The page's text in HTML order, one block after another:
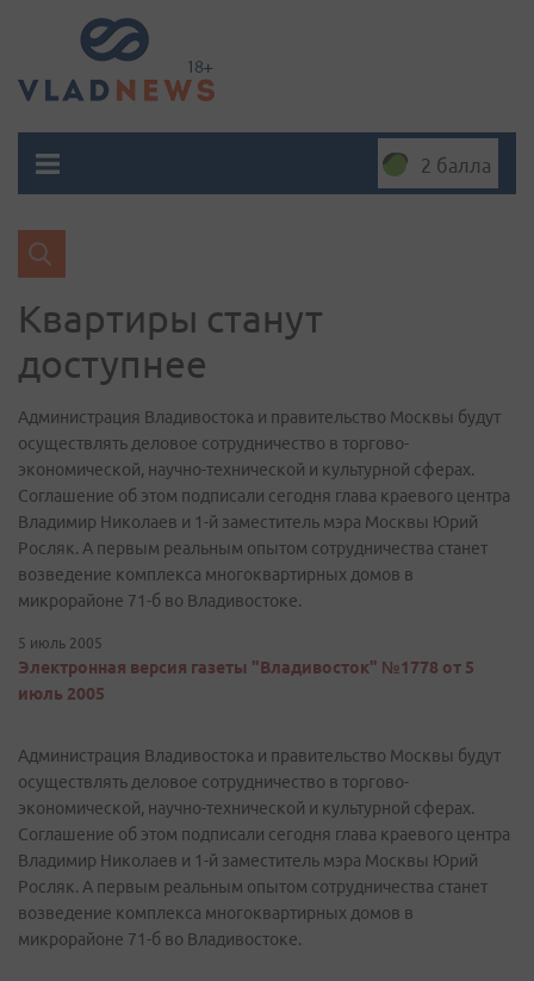
2 балла
Квартиры станут
доступнее
Администрация Владивостока и правительство Москвы будут
осуществлять деловое сотрудничество в торгово-
экономической, научно-технической и культурной сферах.
Соглашение об этом подписали сегодня глава краевого центра
Владимир Николаев и 1-й заместитель мэра Москвы Юрий
Росляк. А первым реальным опытом сотрудничества станет
возведение комплекса многоквартирных домов в
микрорайоне 71-б во Владивостоке.
5 июль 2005
Электронная версия газеты "Владивосток" №1778 от 5
июль 2005
Администрация Владивостока и правительство Москвы будут
осуществлять деловое сотрудничество в торгово-
экономической, научно-технической и культурной сферах.
Соглашение об этом подписали сегодня глава краевого центра
Владимир Николаев и 1-й заместитель мэра Москвы Юрий
Росляк. А первым реальным опытом сотрудничества станет
возведение комплекса многоквартирных домов в
микрорайоне 71-б во Владивостоке.